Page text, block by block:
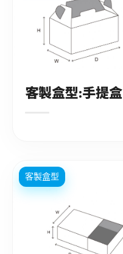
客製盒型:手提盒
客製盒型